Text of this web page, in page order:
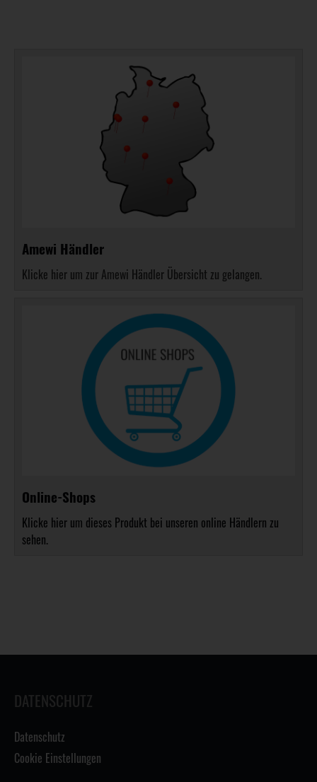
Amewi Händler
Klicke hier um zur Amewi Händler Übersicht zu gelangen.
Online-Shops
Klicke hier um dieses Produkt bei unseren online Händlern zu
sehen.
DATENSCHUTZ
Datenschutz
Cookie Einstellungen